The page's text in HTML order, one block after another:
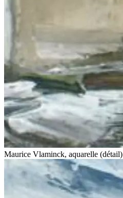
Maurice Vlaminck, aquarelle (détail)